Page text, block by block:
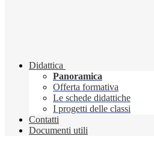
Didattica
Panoramica
Offerta formativa
Le schede didattiche
I progetti delle classi
Contatti
Documenti utili